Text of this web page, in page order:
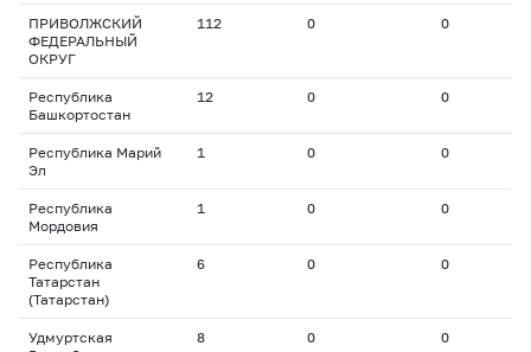
ПРИВОЛЖСКИЙ
ФЕДЕРАЛЬНЫЙ
ОКРУГ
112 0 0
Республика
Башкортостан
12 0 0
Республика Марий
Эл
1 0 0
Республика
Мордовия
1 0 0
Республика
Татарстан
(Татарстан)
6 0 0
Удмуртская
8 0 0